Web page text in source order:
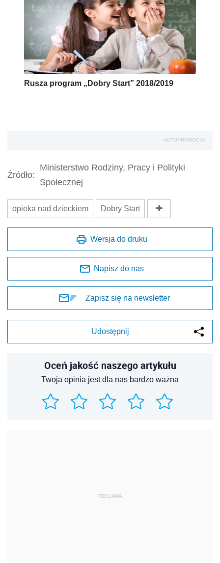
Rusza program „Dobry Start” 2018/2019
AUTOPROMOCJA
Źródło:
Ministerstwo Rodziny, Pracy i Polityki
Społecznej
opieka nad dzieckiem Dobry Start
Wersja do druku
Napisz do nas
Zapisz się na newsletter
Udostępnij
Oceń jakość naszego artykułu
Twoja opinia jest dla nas bardzo ważna
REKLAMA